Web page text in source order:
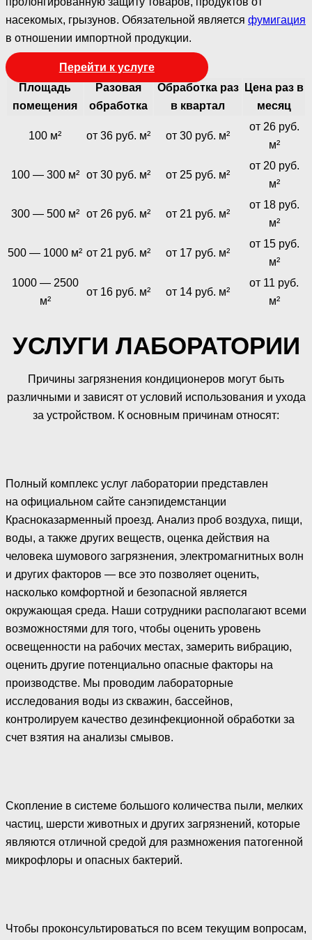
насекомых, грызунов. Обязательной является фумигация
в отношении импортной продукции.
Перейти к услуге
Площадь
помещения
Разовая
обработка
Обработка раз
в квартал
Цена раз в
месяц
100 м² от 36 руб. м² от 30 руб. м²
от 26 руб.
м²
100 — 300 м² от 30 руб. м² от 25 руб. м²
от 20 руб.
м²
300 — 500 м² от 26 руб. м² от 21 руб. м²
от 18 руб.
м²
500 — 1000 м² от 21 руб. м² от 17 руб. м²
от 15 руб.
м²
1000 — 2500
м²
от 16 руб. м² от 14 руб. м²
от 11 руб.
м²
УСЛУГИ ЛАБОРАТОРИИ
Причины загрязнения кондиционеров могут быть
различными и зависят от условий использования и ухода
за устройством. К основным причинам относят:
Полный комплекс услуг лаборатории представлен
на официальном сайте санэпидемстанции
Красноказарменный проезд. Анализ проб воздуха, пищи,
воды, а также других веществ, оценка действия на
человека шумового загрязнения, электромагнитных волн
и других факторов — все это позволяет оценить,
насколько комфортной и безопасной является
окружающая среда. Наши сотрудники располагают всеми
возможностями для того, чтобы оценить уровень
освещенности на рабочих местах, замерить вибрацию,
оценить другие потенциально опасные факторы на
производстве. Мы проводим лабораторные
исследования воды из скважин, бассейнов,
контролируем качество дезинфекционной обработки за
счет взятия на анализы смывов.
Скопление в системе большого количества пыли, мелких
частиц, шерсти животных и других загрязнений, которые
являются отличной средой для размножения патогенной
микрофлоры и опасных бактерий.
Чтобы проконсультироваться по всем текущим вопросам,